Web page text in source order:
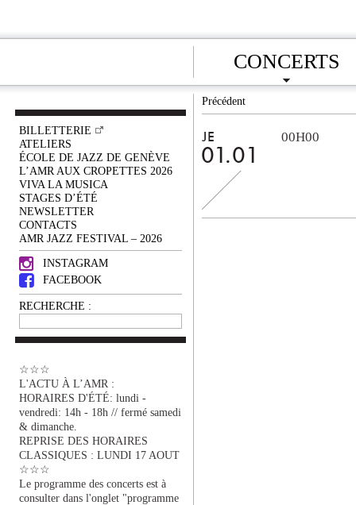
CONCERTS
BILLETTERIE
ATELIERS
ÉCOLE DE JAZZ DE GENÈVE
L’AMR AUX CROPETTES 2026
VIVA LA MUSICA
STAGES D’ÉTÉ
NEWSLETTER
CONTACTS
AMR JAZZ FESTIVAL – 2026
INSTAGRAM
FACEBOOK
RECHERCHE :
☆☆☆
L'ACTU À L’AMR :
HORAIRES D'ÉTÉ: lundi -
vendredi: 14h - 18h // fermé samedi
& dimanche.
REPRISE DES HORAIRES
CLASSIQUES : LUNDI 17 AOUT
☆☆☆
Le programme des concerts est à
consulter dans l'onglet "programme
Précédent
JE
01.01
00H00